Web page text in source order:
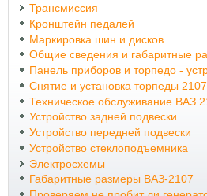
Трансмиссия
Кронштейн педалей
Маркировка шин и дисков
Общие сведения и габаритные
Панель приборов и торпедо -
Снятие и установка торпеды 2107
Техническое обслуживание ВАЗ
Устройство задней подвески
Устройство передней подвески
Устройство стеклоподъемника
Электросхемы
Габаритные размеры ВАЗ-2107